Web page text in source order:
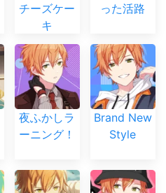
チーズケー
キ
った活路
夜ふかしラ
ーニング！
Brand New
Style